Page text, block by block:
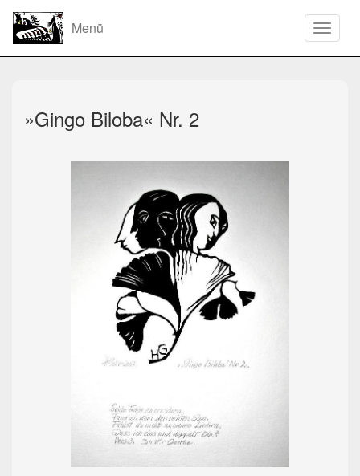
Toggle
Menü
»Gingo Biloba« Nr. 2